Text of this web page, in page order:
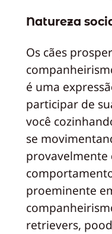
Natureza
Os cães
é uma
participar de
você
se
provavelmente
proeminente
retrievers,